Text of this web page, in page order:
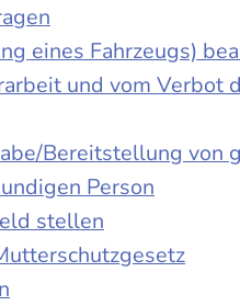
eines Fahrzeugs)
und vom
Bereitstellung von
Person
stellen